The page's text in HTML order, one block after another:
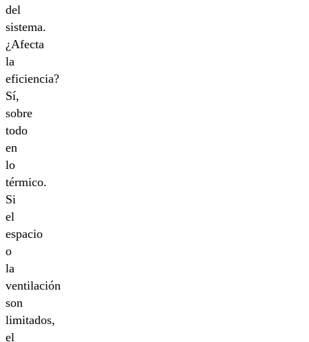
del
sistema.
¿Afecta
la
eficiencia?
Sí,
sobre
todo
en
lo
térmico.
Si
el
espacio
o
la
ventilación
son
limitados,
el